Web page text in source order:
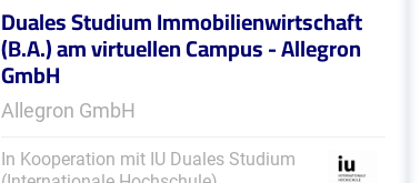
Duales Studium Immobilienwirtschaft
(B.A.) am virtuellen Campus - Allegron
GmbH
Allegron GmbH
In Kooperation mit IU Duales Studium